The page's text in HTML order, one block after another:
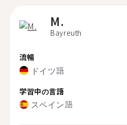
M.
Bayreuth
流暢
ドイツ語
学習中の言語
スペイン語